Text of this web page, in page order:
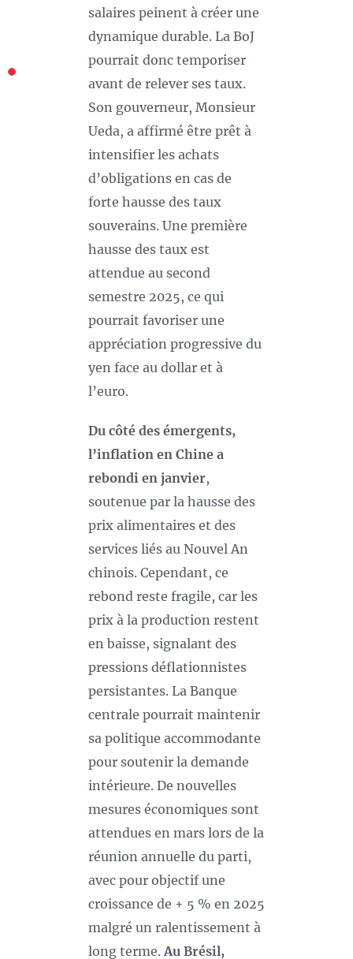
salaires peinent à créer une
dynamique durable. La BoJ
pourrait donc temporiser
avant de relever ses taux.
Son gouverneur, Monsieur
Ueda, a affirmé être prêt à
intensifier les achats
d’obligations en cas de
forte hausse des taux
souverains. Une première
hausse des taux est
attendue au second
semestre 2025, ce qui
pourrait favoriser une
appréciation progressive du
yen face au dollar et à
l’euro.
Du côté des émergents,
l’inflation en Chine a
rebondi en janvier,
soutenue par la hausse des
prix alimentaires et des
services liés au Nouvel An
chinois. Cependant, ce
rebond reste fragile, car les
prix à la production restent
en baisse, signalant des
pressions déflationnistes
persistantes. La Banque
centrale pourrait maintenir
sa politique accommodante
pour soutenir la demande
intérieure. De nouvelles
mesures économiques sont
attendues en mars lors de la
réunion annuelle du parti,
avec pour objectif une
croissance de + 5 % en 2025
malgré un ralentissement à
long terme.Au Brésil,